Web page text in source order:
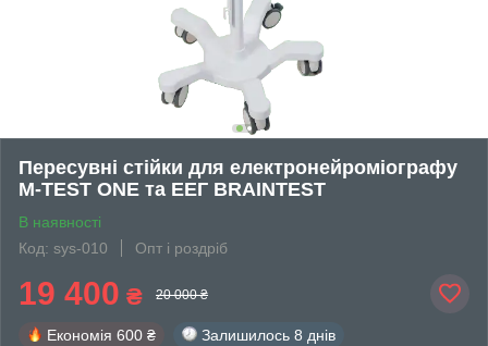
Пересувні стійки для електронейроміографу
M-TEST ONE та ЕЕГ BRAINTEST
В наявності
Код: sys-010
Опт і роздріб
19 400 ₴ 20 000 ₴
Економія 600 ₴ Залишилось 8 днів